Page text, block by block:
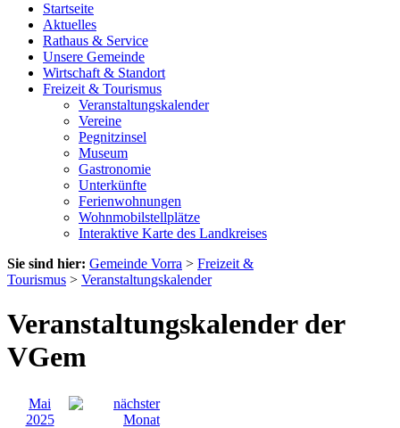
Startseite
Aktuelles
Rathaus & Service
Unsere Gemeinde
Wirtschaft & Standort
Freizeit & Tourismus
Veranstaltungskalender
Vereine
Pegnitzinsel
Museum
Gastronomie
Unterkünfte
Ferienwohnungen
Wohnmobilstellplätze
Interaktive Karte des Landkreises
Sie sind hier: Gemeinde Vorra > Freizeit &
Tourismus > Veranstaltungskalender
Veranstaltungskalender der
VGem
Mai
2025